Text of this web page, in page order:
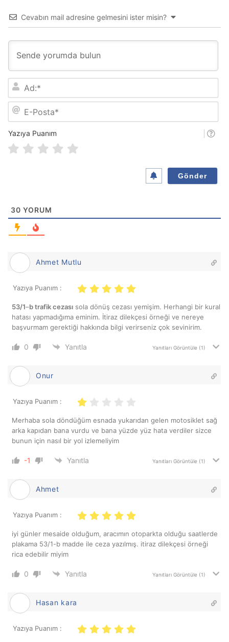
Cevabın mail adresine gelmesini ister misin?
:
P
Yazıya Puanım
30 YORUM
Ahmet Mutlu
Yazıya Puanım :
53/1–b trafik cezası sola dönüş cezası yemişim. Herhangi bir kural
hatası yapmadığıma eminim. İtiraz dilekçesi örneği ve nereye
başvurmam gerektiği hakkında bilgi verirseniz çok sevinirim.
0 Yanıtla Yanıtları Görüntüle (1)
Onur
Yazıya Puanım :
Merhaba sola döndüğüm esnada yukarıdan gelen motosiklet sağ
arka kapıdan bana vurdu ve bana yüzde yüz hata verdiler sizce
bunun için nasıl bir yol izlemeliyim
-1 Yanıtla Yanıtları Görüntüle (1)
Ahmet
Yazıya Puanım :
iyi günler mesaide olduğum, aracımın otoparkta olduğu saatlerde
plakama 53/1-b madde ile ceza yazılmış. itiraz dilekçesi örneği
rica edebilir miyim
0 Yanıtla Yanıtları Görüntüle (1)
Hasan kara
Yazıya Puanım :